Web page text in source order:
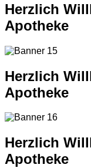
Herzlich
Apotheke
Herzlich
Apotheke
Herzlich
Apotheke